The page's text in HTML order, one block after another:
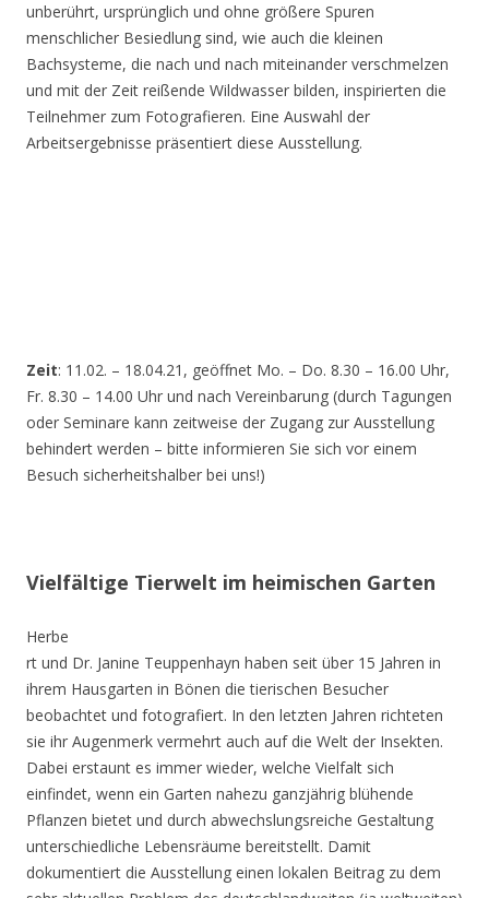
unberührt, ursprünglich und ohne größere Spuren
menschlicher Besiedlung sind, wie auch die kleinen
Bachsysteme, die nach und nach miteinander verschmelzen
und mit der Zeit reißende Wildwasser bilden, inspirierten die
Teilnehmer zum Fotografieren. Eine Auswahl der
Arbeitsergebnisse präsentiert diese Ausstellung.
Zeit: 11.02. – 18.04.21, geöffnet Mo. – Do. 8.30 – 16.00 Uhr,
Fr. 8.30 – 14.00 Uhr und nach Vereinbarung (durch Tagungen
oder Seminare kann zeitweise der Zugang zur Ausstellung
behindert werden – bitte informieren Sie sich vor einem
Besuch sicherheitshalber bei uns!)
Vielfältige Tierwelt im heimischen Garten
Herbe
rt und Dr. Janine Teuppenhayn haben seit über 15 Jahren in
ihrem Hausgarten in Bönen die tierischen Besucher
beobachtet und fotografiert. In den letzten Jahren richteten
sie ihr Augenmerk vermehrt auch auf die Welt der Insekten.
Dabei erstaunt es immer wieder, welche Vielfalt sich
einfindet, wenn ein Garten nahezu ganzjährig blühende
Pflanzen bietet und durch abwechslungsreiche Gestaltung
unterschiedliche Lebensräume bereitstellt. Damit
dokumentiert die Ausstellung einen lokalen Beitrag zu dem